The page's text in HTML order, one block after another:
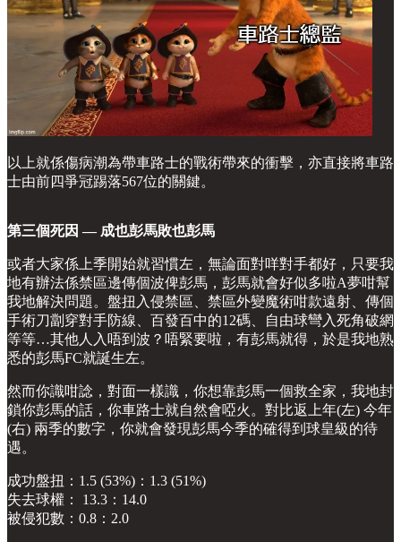
以上就係傷病潮為帶車路士的戰術帶來的衝擊，亦直接將車路
士由前四爭冠踢落567位的關鍵。
第三個死因 — 成也彭馬敗也彭馬
或者大家係上季開始就習慣左，無論面對咩對手都好，只要我
地有辦法係禁區邊傳個波俾彭馬，彭馬就會好似多啦A夢咁幫
我地解決問題。盤扭入侵禁區、禁區外變魔術咁款遠射、傳個
手術刀劏穿對手防線、百發百中的12碼、自由球彎入死角破網
等等…其他人入唔到波？唔緊要啦，有彭馬就得，於是我地熟
悉的彭馬FC就誕生左。
然而你識咁諗，對面一樣識，你想靠彭馬一個救全家，我地封
鎖你彭馬的話，你車路士就自然會啞火。對比返上年(左) 今年
(右) 兩季的數字，你就會發現彭馬今季的確得到球皇級的待
遇。
成功盤扭：1.5 (53%)：1.3 (51%)
失去球權： 13.3：14.0
被侵犯數：0.8：2.0